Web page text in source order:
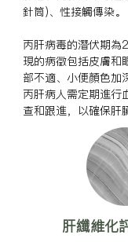
針筒)、性接觸傳染。
丙肝病毒的潛伏期為
現的病徵包括皮膚和
部不適、小便顏色加
丙肝病人需定期進行
查和跟進，以確保肝
肝纖維化